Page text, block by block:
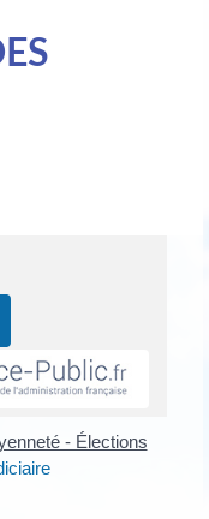
- Élections